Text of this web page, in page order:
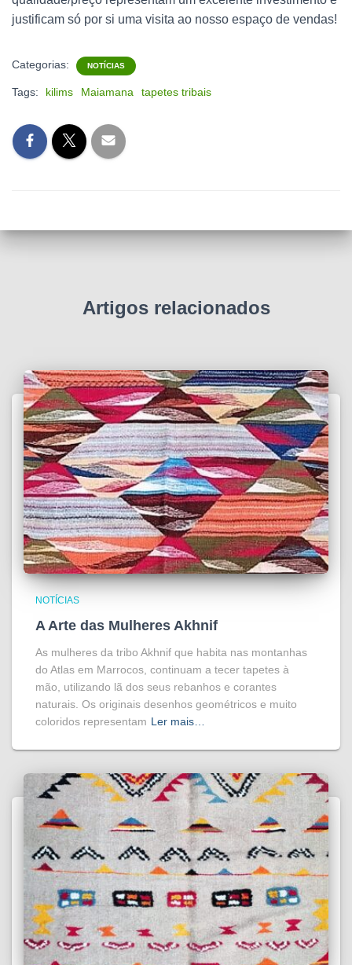
justificam só por si uma visita ao nosso espaço de vendas!
Categorias: NOTÍCIAS
Tags: kilims Maiamana tapetes tribais
Artigos relacionados
NOTÍCIAS
A Arte das Mulheres Akhnif
As mulheres da tribo Akhnif que habita nas montanhas
do Atlas em Marrocos, continuam a tecer tapetes à
mão, utilizando lã dos seus rebanhos e corantes
naturais. Os originais desenhos geométricos e muito
coloridos representam Ler mais…